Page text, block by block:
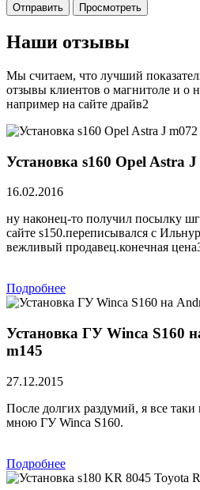
Наши отзывы
Мы считаем, что лучший
отзывы клиентов о магнитоле и о
например на сайте драйв2
Установка s160 Opel Astra J
16.02.2016
ну наконец-то получил посылку
сайте s150.переписывался с
вежливый продавец.конечная
Подробнее
Установка ГУ Winca S160
m145
27.12.2015
После долгих раздумий, я все
мною ГУ Winca S160.
Подробнее